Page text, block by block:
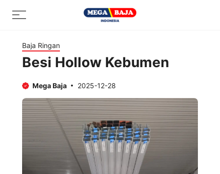
Menu
Baja Ringan
Besi Hollow Kebumen
Mega Baja 2025-12-28